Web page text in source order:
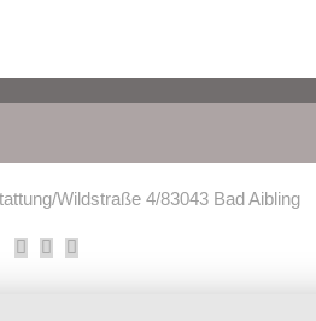
Wildstraße 4/83043 Bad Aibling
Facebook
Instagram
E-